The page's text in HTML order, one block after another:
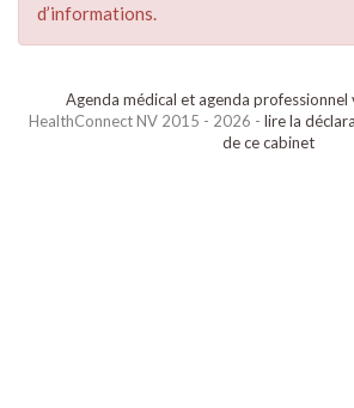
d’informations.
Agenda médical et agenda professionnel
HealthConnect NV 2015 - 2026 - lire la
de ce cabinet